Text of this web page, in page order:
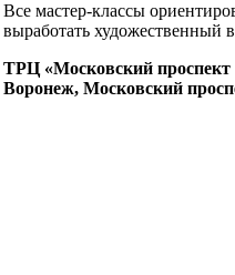
Все мастер-классы
выработать художественный
ТРЦ «Московский проспект
Воронеж, Московский